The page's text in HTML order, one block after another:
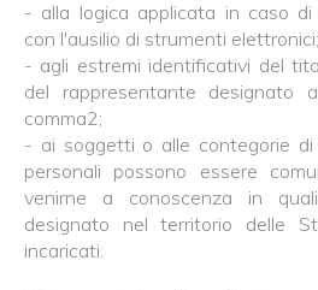
- alla logica applicata in caso
con l'ausilio di strumenti elettronici;
- agli estremi identificativi del
del rappresentante designato
comma2;
- ai soggetti o alle contegorie
personali possono essere
venirne a conoscenza in
designato nel territorio delle
incaricati.